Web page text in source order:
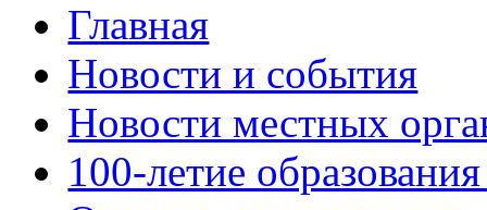
Главная
Новости и события
Новости местных
100-летие